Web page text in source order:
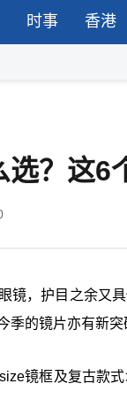
时事 香港
选？这6
镜，护目之余又
季的镜片亦有新突
镜框及复古款